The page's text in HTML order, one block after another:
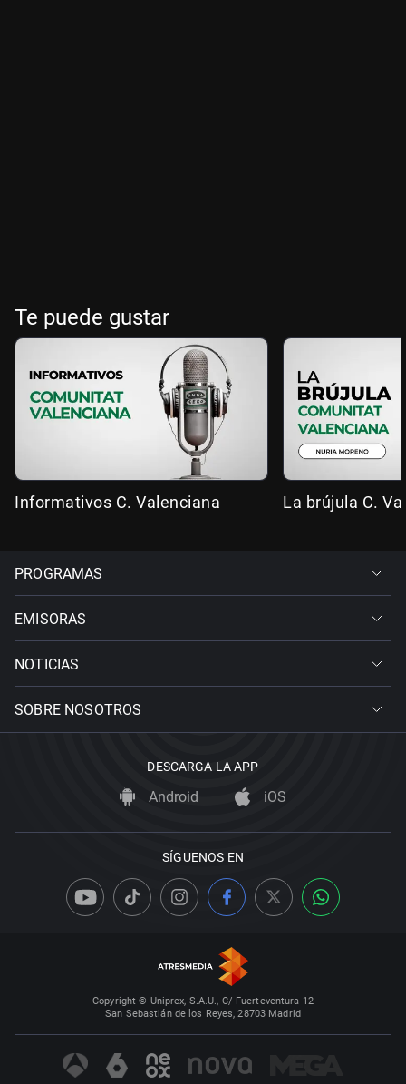
Te puede gustar
Informativos C. Valenciana La brújula C.
PROGRAMAS
EMISORAS
NOTICIAS
SOBRE NOSOTROS
DESCARGA LA APP
Android iOS
SÍGUENOS EN
Copyright © Uniprex, S.A.U., C/ Fuerteventura 12
San Sebastián de los Reyes, 28703 Madrid